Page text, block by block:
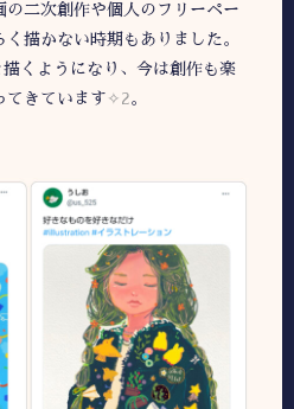
の二次創作や個人のフリーペー
描かない時期もありました。
くようになり、今は創作も楽
てきています ✧2。